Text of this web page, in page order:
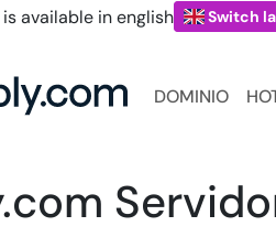
available in english Switch
DOMINIO